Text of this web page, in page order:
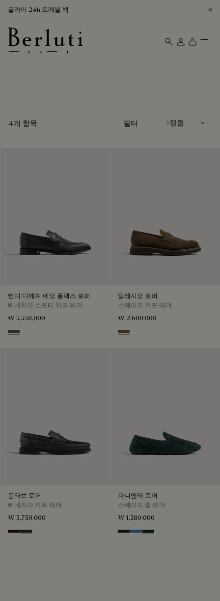
플라이 24h 트래블 백
Berluti homepage
초록색 로퍼
4개 항목 필터
앤디 디메져 네오 플렉스 로퍼
베네치아 소프티 카프 레더
₩ 3,550,000
Selva Oscura
알레시오 로퍼
스웨이드 카프 레더
₩ 2,600,000
Kaki
몽타보 로퍼
베네치아 카프 레더
₩ 3,750,000
Marron Ambre
Chimere
파니엔테 로퍼
스웨이드 램 레더
₩ 1,380,000
BrownAveiroOpuntia